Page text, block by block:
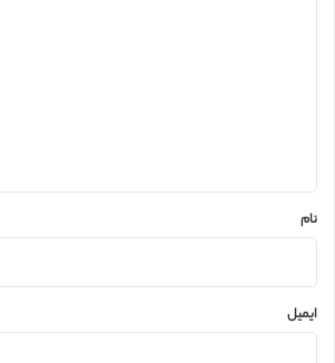
نام
ایمیل